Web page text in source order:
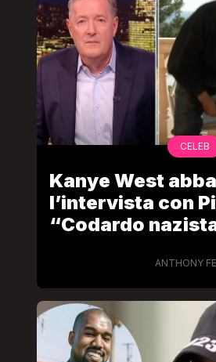
CELEB
Kanye West
l’intervista con
“Codardo
ANTHONY